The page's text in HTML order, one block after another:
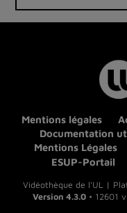
Mentions légales
Documentation
Mentions Légales
ESUP-Portail
Vidéothèque de l'UL |
Version 4.3.0 • 12601